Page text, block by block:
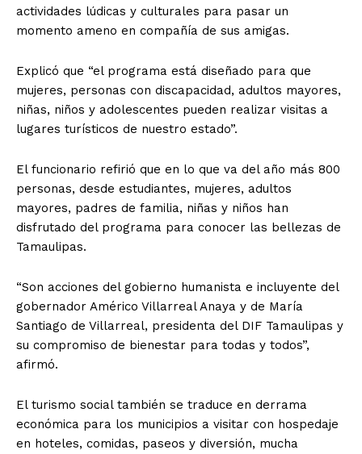
actividades lúdicas y culturales para pasar un
momento ameno en compañía de sus amigas.
Explicó que “el programa está diseñado para que
mujeres, personas con discapacidad, adultos mayores,
niñas, niños y adolescentes pueden realizar visitas a
lugares turísticos de nuestro estado”.
El funcionario refirió que en lo que va del año más 800
personas, desde estudiantes, mujeres, adultos
mayores, padres de familia, niñas y niños han
disfrutado del programa para conocer las bellezas de
Tamaulipas.
“Son acciones del gobierno humanista e incluyente del
gobernador Américo Villarreal Anaya y de María
Santiago de Villarreal, presidenta del DIF Tamaulipas y
su compromiso de bienestar para todas y todos”,
afirmó.
El turismo social también se traduce en derrama
económica para los municipios a visitar con hospedaje
en hoteles, comidas, paseos y diversión, mucha